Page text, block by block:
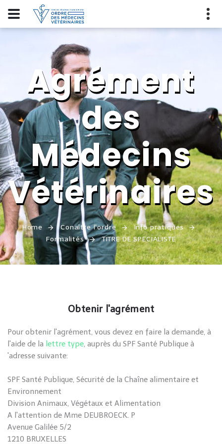
Agrément
des
Médecins
Vétérinaires
Home Conaître l'ordre
Info pratiques
Formalités
TITRE DE SPECIALISTE
Obtenir l'agrément
Pour obtenir l'agrément, vous devez en faire la demande, à
l'aide de la lettre type, auprès du SPF Santé Publique à
'adresse suivante:
SPF Santé Publique, Sécurité de la Chaîne alimentaire et
Environnement
Division Animaux, Végétaux et Alimentation
A l'attention de Mme DEUBROECK. P
Avenue Galilée 5/2
1210 BRUXELLES